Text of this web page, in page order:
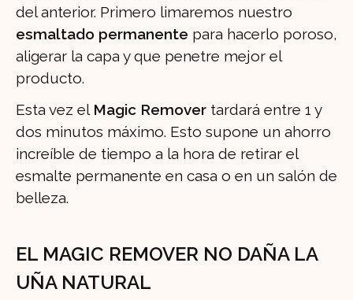
del anterior. Primero limaremos nuestro
esmaltado permanente para hacerlo poroso,
aligerar la capa y que penetre mejor el
producto.
Esta vez el Magic Remover tardará entre 1 y
dos minutos máximo. Esto supone un ahorro
increíble de tiempo a la hora de retirar el
esmalte permanente en casa o en un salón de
belleza.
EL MAGIC REMOVER NO DAÑA LA
UÑA NATURAL